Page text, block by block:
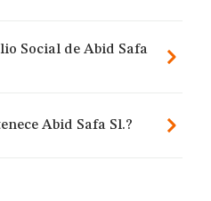
Social de Abid Safa
Abid Safa Sl.?